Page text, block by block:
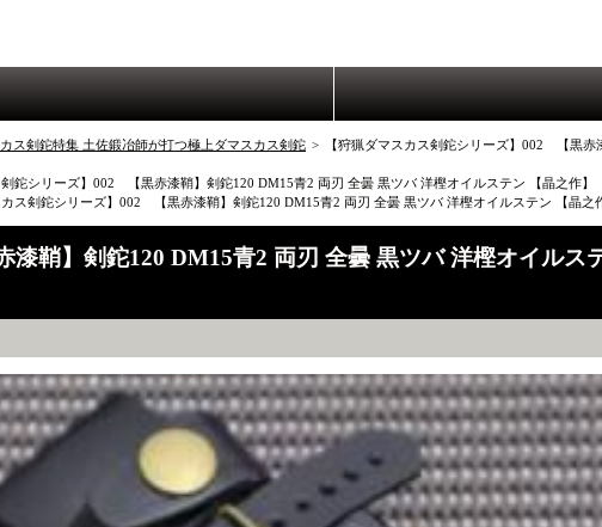
ス剣鉈特集 土佐鍛冶師が打つ極上ダマスカス剣鉈 >
【狩猟ダマスカス剣鉈シリーズ】002 【黒
剣鉈シリーズ】002 【黒赤漆鞘】剣鉈120 DM15青2 両刃 全曇 黒ツバ 洋樫オイルステン 【晶之作
カス剣鉈シリーズ】002 【黒赤漆鞘】剣鉈120 DM15青2 両刃 全曇 黒ツバ 洋樫オイルステン 【晶
漆鞘】剣鉈120 DM15青2 両刃 全曇 黒ツバ 洋樫オイル